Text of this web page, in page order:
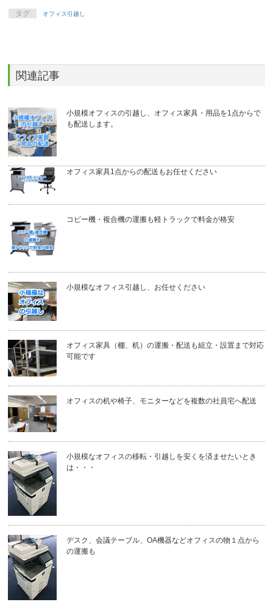
タグ オフィス引越し
関連記事
小規模オフィスの引越し、オフィス家具・用品を1点からで
も配送します。
オフィス家具1点からの配送もお任せください
コピー機・複合機の運搬も軽トラックで料金が格安
小規模なオフィス引越し、お任せください
オフィス家具（棚、机）の運搬・配送も組立・設置まで対応
可能です
オフィスの机や椅子、モニターなどを複数の社員宅へ配送
小規模なオフィスの移転・引越しを安くを済ませたいとき
は・・・
デスク、会議テーブル、OA機器などオフィスの物１点から
の運搬も